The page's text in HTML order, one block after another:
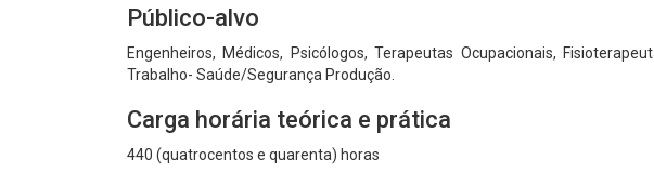
Público-alvo
Engenheiros, Médicos, Psicólogos, Terapeutas Ocupacionais,
Trabalho- Saúde/Segurança Produção.
Carga horária teórica e prática
440 (quatrocentos e quarenta) horas